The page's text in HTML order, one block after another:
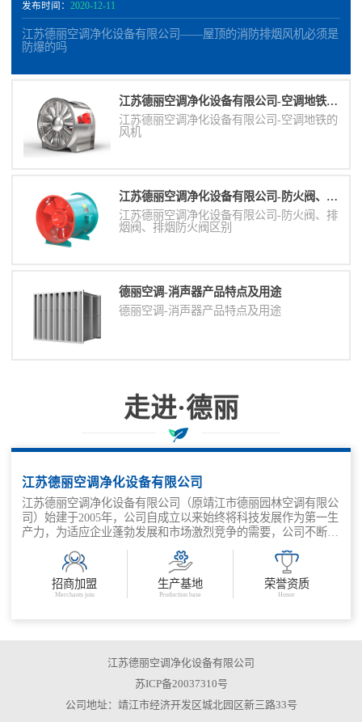
发布时间： 2020-12-11
江苏德丽空调净化设备有限公司——屋顶的消防排烟风机必须是
防爆的吗
江苏德丽空调净化设备有限公司-空调地铁的风机
江苏德丽空调净化设备有限公司-空调地铁的
风机
江苏德丽空调净化设备有限公司-防火阀、排烟阀、排烟防火阀区别
江苏德丽空调净化设备有限公司-防火阀、排
烟阀、排烟防火阀区别
德丽空调-消声器​产品特点及用途
德丽空调-消声器​产品特点及用途
走进·德丽
科技兴企、质量取胜、管理增效
江苏德丽空调净化设备有限公司
江苏德丽空调净化设备有限公司（原靖江市德丽园林空调有限公
司）始建于2005年，公司自成立以来始终将科技发展作为第一生
产力，为适应企业蓬勃发展和市场激烈竞争的需要，公司不断深
取胜、管理增效的发展之路。公司主要产品有：金属外壳消声
器、结构片式消声器、管道式消声器、组合风阀、风量调节阀、
余压阀、各类防火阀等。
招商加盟
Merchants join
生产基地
Production base
荣誉资质
Honor
江苏德丽空调净化设备有限公司
苏ICP备20037310号
公司地址：靖江市经济开发区城北园区新三路33号